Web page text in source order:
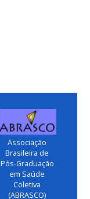
Associação
Brasileira de
Pós-Graduação
em Saúde
Coletiva
(ABRASCO)